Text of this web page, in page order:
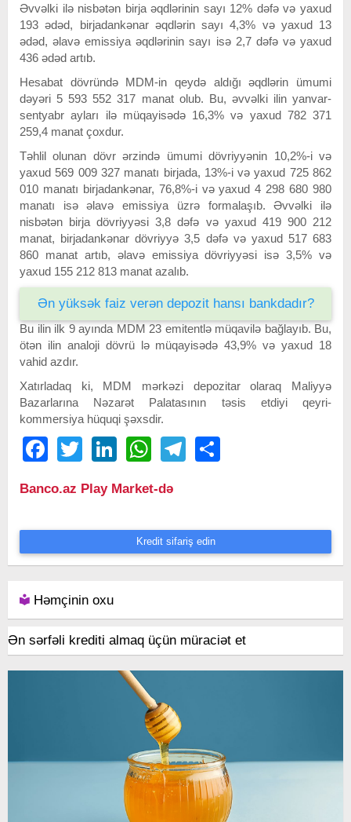
Əvvəlki ilə nisbətən birja əqdlərinin sayı 12% dəfə və yaxud
193 ədəd, birjadankənar əqdlərin sayı 4,3% və yaxud 13
ədəd, əlavə emissiya əqdlərinin sayı isə 2,7 dəfə və yaxud
436 ədəd artıb.
Hesabat dövründə MDM-in qeydə aldığı əqdlərin ümumi
dəyəri 5 593 552 317 manat olub. Bu, əvvəlki ilin yanvar-
sentyabr ayları ilə müqayisədə 16,3% və yaxud 782 371
259,4 manat çoxdur.
Təhlil olunan dövr ərzində ümumi dövriyyənin 10,2%-i və
yaxud 569 009 327 manatı birjada, 13%-i və yaxud 725 862
010 manatı birjadankənar, 76,8%-i və yaxud 4 298 680 980
manatı isə əlavə emissiya üzrə formalaşıb. Əvvəlki ilə
nisbətən birja dövriyyəsi 3,8 dəfə və yaxud 419 900 212
manat, birjadankənar dövriyyə 3,5 dəfə və yaxud 517 683
860 manat artıb, əlavə emissiya dövriyyəsi isə 3,5% və
yaxud 155 212 813 manat azalıb.
Ən yüksək faiz verən depozit hansı bankdadır?
Bu ilin ilk 9 ayında MDM 23 emitentlə müqavilə bağlayıb. Bu,
ötən ilin analoji dövrü lə müqayisədə 43,9% və yaxud 18
vahid azdır.
Xatırladaq ki, MDM mərkəzi depozitar olaraq Maliyyə
Bazarlarına Nəzarət Palatasının təsis etdiyi qeyri-
kommersiya hüquqi şəxsdir.
FacebookTwitter LinkedIn WhatsAppTelegram
Banco.az Play Market-də
Kredit sifariş edin
Həmçinin oxu
Ən sərfəli krediti almaq üçün müraciət et